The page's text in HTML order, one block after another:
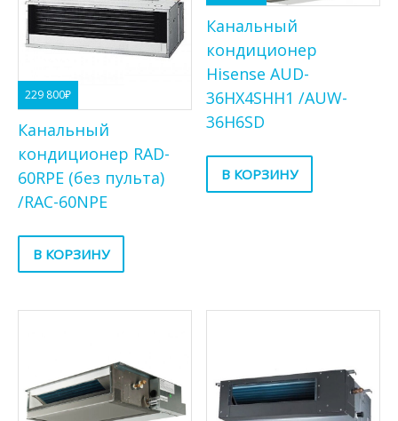
229 800₽
Канальный
кондиционер RAD-
60RPE (без пульта)
/RAC-60NPE
В КОРЗИНУ
Канальный
кондиционер
Hisense AUD-
36HX4SHH1 /AUW-
36H6SD
В КОРЗИНУ